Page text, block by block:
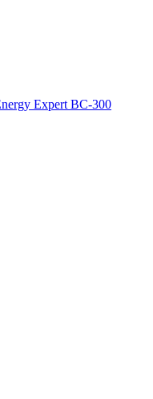
Expert BC-300